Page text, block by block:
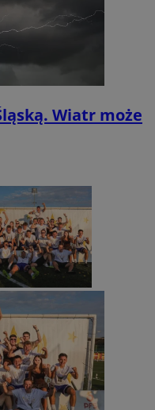
Wiatr może